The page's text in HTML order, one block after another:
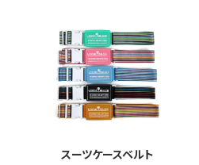
スーツケースベルト